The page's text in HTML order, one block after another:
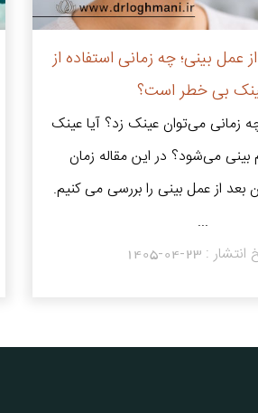
عمل بینی؛ چه زمانی استفاده از
بی خطر است؟
زمانی می‌توان عینک زد؟ آیا عینک
بینی می‌شود؟ در این مقاله زمان
از عمل بینی را بررسی می کنیم.
...
انتشار : 1405-04-23